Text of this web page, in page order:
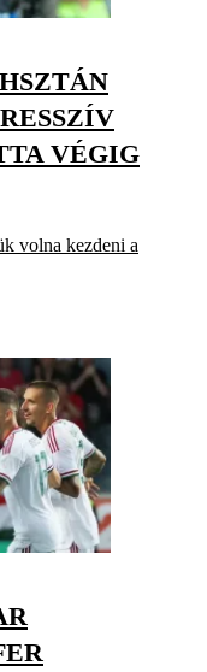
VÉGIG
volna kezdeni a